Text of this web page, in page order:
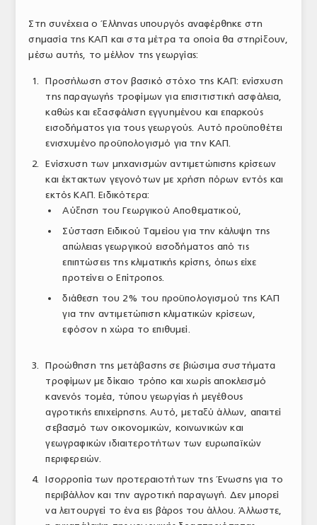
Στη συνέχεια ο Έλληνας υπουργός αναφέρθηκε στη
σημασία της ΚΑΠ και στα μέτρα τα οποία θα στηρίξουν,
μέσω αυτής, το μέλλον της γεωργίας:
Προσήλωση στον βασικό στόχο της ΚΑΠ: ενίσχυση
της παραγωγής τροφίμων για επισιτιστική ασφάλεια,
καθώς και εξασφάλιση εγγυημένου και επαρκούς
εισοδήματος για τους γεωργούς. Αυτό προϋποθέτει
ενισχυμένο προϋπολογισμό για την ΚΑΠ.
Ενίσχυση των μηχανισμών αντιμετώπισης κρίσεων
και έκτακτων γεγονότων με χρήση πόρων εντός και
εκτός ΚΑΠ. Ειδικότερα:
Αύξηση του Γεωργικού Αποθεματικού,
Σύσταση Ειδικού Ταμείου για την κάλυψη της
απώλειας γεωργικού εισοδήματος από τις
επιπτώσεις της κλιματικής κρίσης, όπως είχε
προτείνει ο Επίτροπος.
διάθεση του 2% του προϋπολογισμού της ΚΑΠ
για την αντιμετώπιση κλιματικών κρίσεων,
εφόσον η χώρα το επιθυμεί.
Προώθηση της μετάβασης σε βιώσιμα συστήματα
τροφίμων με δίκαιο τρόπο και χωρίς αποκλεισμό
κανενός τομέα, τύπου γεωργίας ή μεγέθους
αγροτικής επιχείρησης. Αυτό, μεταξύ άλλων, απαιτεί
σεβασμό των οικονομικών, κοινωνικών και
γεωγραφικών ιδιαιτεροτήτων των ευρωπαϊκών
περιφερειών.
Ισορροπία των προτεραιοτήτων της Ένωσης για το
περιβάλλον και την αγροτική παραγωγή. Δεν μπορεί
να λειτουργεί το ένα εις βάρος του άλλου. Άλλωστε,